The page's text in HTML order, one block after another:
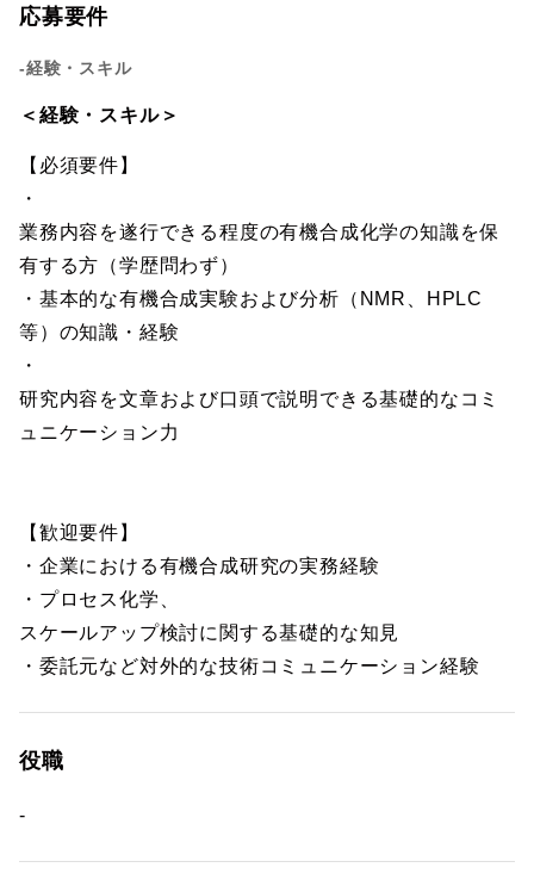
応募要件
-経験・スキル
＜経験・スキル＞
【必須要件】
・
業務内容を遂行できる程度の有機合成化学の知識を保
有する方（学歴問わず）
・基本的な有機合成実験および分析（NMR、HPLC
等）の知識・経験
・
研究内容を文章および口頭で説明できる基礎的なコミ
ュニケーション力
【歓迎要件】
・企業における有機合成研究の実務経験
・プロセス化学、
スケールアップ検討に関する基礎的な知見
・委託元など対外的な技術コミュニケーション経験
役職
-